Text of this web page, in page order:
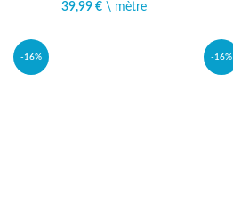
39,99 € \ mètre
-16% -16%